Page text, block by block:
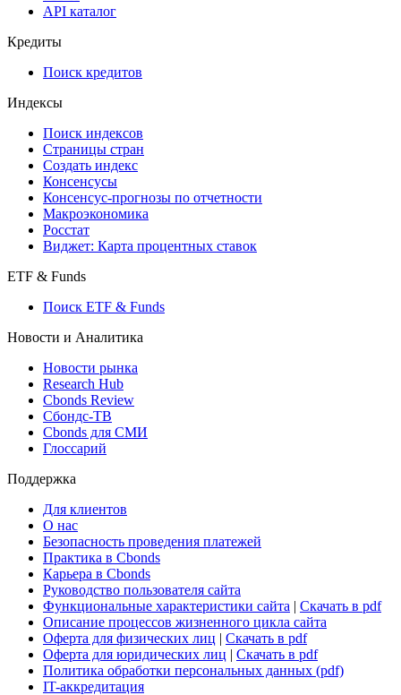
API каталог
Кредиты
Поиск кредитов
Индексы
Поиск индексов
Страницы стран
Создать индекс
Консенсусы
Консенсус-прогнозы по отчетности
Макроэкономика
Росстат
Виджет: Карта процентных ставок
ETF & Funds
Поиск ETF & Funds
Новости и Аналитика
Новости рынка
Research Hub
Cbonds Review
Сбондс-ТВ
Cbonds для СМИ
Глоссарий
Поддержка
Для клиентов
О нас
Безопасность проведения платежей
Практика в Cbonds
Карьера в Cbonds
Руководство пользователя сайта
Функциональные характеристики сайта | Скачать в pdf
Описание процессов жизненного цикла сайта
Оферта для физических лиц | Скачать в pdf
Оферта для юридических лиц | Скачать в pdf
Политика обработки персональных данных (pdf)
IT-аккредитация